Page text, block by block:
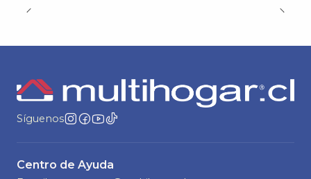
Síguenos
Centro de Ayuda